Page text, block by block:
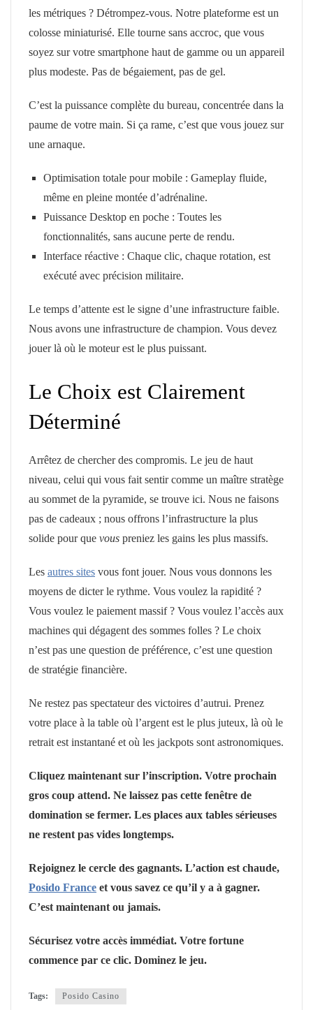
les métriques ? Détrompez-vous. Notre plateforme est un
colosse miniaturisé. Elle tourne sans accroc, que vous
soyez sur votre smartphone haut de gamme ou un appareil
plus modeste. Pas de bégaiement, pas de gel.
C’est la puissance complète du bureau, concentrée dans la
paume de votre main. Si ça rame, c’est que vous jouez sur
une arnaque.
Optimisation totale pour mobile : Gameplay fluide,
même en pleine montée d’adrénaline.
Puissance Desktop en poche : Toutes les
fonctionnalités, sans aucune perte de rendu.
Interface réactive : Chaque clic, chaque rotation, est
exécuté avec précision militaire.
Le temps d’attente est le signe d’une infrastructure faible.
Nous avons une infrastructure de champion. Vous devez
jouer là où le moteur est le plus puissant.
Le Choix est Clairement
Déterminé
Arrêtez de chercher des compromis. Le jeu de haut
niveau, celui qui vous fait sentir comme un maître stratège
au sommet de la pyramide, se trouve ici. Nous ne faisons
pas de cadeaux ; nous offrons l’infrastructure la plus
solide pour que vous preniez les gains les plus massifs.
Les autres sites vous font jouer. Nous vous donnons les
moyens de dicter le rythme. Vous voulez la rapidité ?
Vous voulez le paiement massif ? Vous voulez l’accès aux
machines qui dégagent des sommes folles ? Le choix
n’est pas une question de préférence, c’est une question
de stratégie financière.
Ne restez pas spectateur des victoires d’autrui. Prenez
votre place à la table où l’argent est le plus juteux, là où le
retrait est instantané et où les jackpots sont astronomiques.
Cliquez maintenant sur l’inscription. Votre prochain
gros coup attend. Ne laissez pas cette fenêtre de
domination se fermer. Les places aux tables sérieuses
ne restent pas vides longtemps.
Rejoignez le cercle des gagnants. L’action est chaude,
Posido France et vous savez ce qu’il y a à gagner.
C’est maintenant ou jamais.
Sécurisez votre accès immédiat. Votre fortune
commence par ce clic. Dominez le jeu.
Tags: Posido Casino